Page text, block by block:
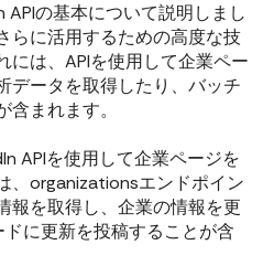
の基本について説明しまし
らに活用するための高度な技
には、APIを使用して企業ペー
データを取得したり、バッチ
まれます。
APIを使用して企業ページを
、organizationsエンドポイン
報を取得し、企業の情報を更
に更新を投稿することが含